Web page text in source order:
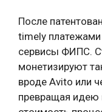
После
timely платежами
сервисы ФИПС.
монетизируют
вроде Avito или
превращая идею